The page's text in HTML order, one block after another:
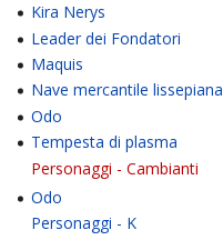
Kira Nerys
Leader dei Fondatori
Maquis
Nave mercantile lissepiana
Odo
Tempesta di plasma
Personaggi - Cambianti
Odo
Personaggi - K